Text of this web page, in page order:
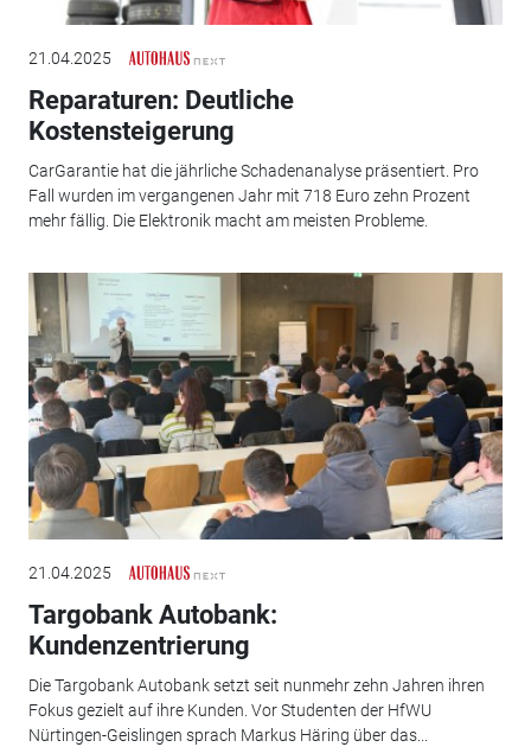
21.04.2025
Reparaturen: Deutliche
Kostensteigerung
CarGarantie hat die jährliche Schadenanalyse präsentiert. Pro
Fall wurden im vergangenen Jahr mit 718 Euro zehn Prozent
mehr fällig. Die Elektronik macht am meisten Probleme.
21.04.2025
Targobank Autobank:
Kundenzentrierung
Die Targobank Autobank setzt seit nunmehr zehn Jahren ihren
Fokus gezielt auf ihre Kunden. Vor Studenten der HfWU
Nürtingen-Geislingen sprach Markus Häring über das...